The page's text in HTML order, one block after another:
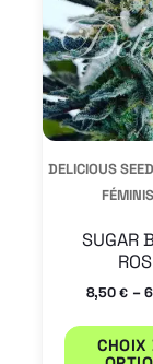
DELICIOUS
SUGAR
8,50 €–
CHOIX